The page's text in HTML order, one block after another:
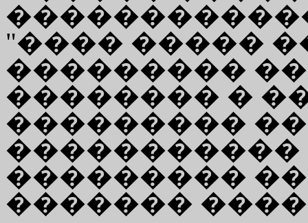
"���� �����
���������
�������� �
���������
�����������
���������
�������